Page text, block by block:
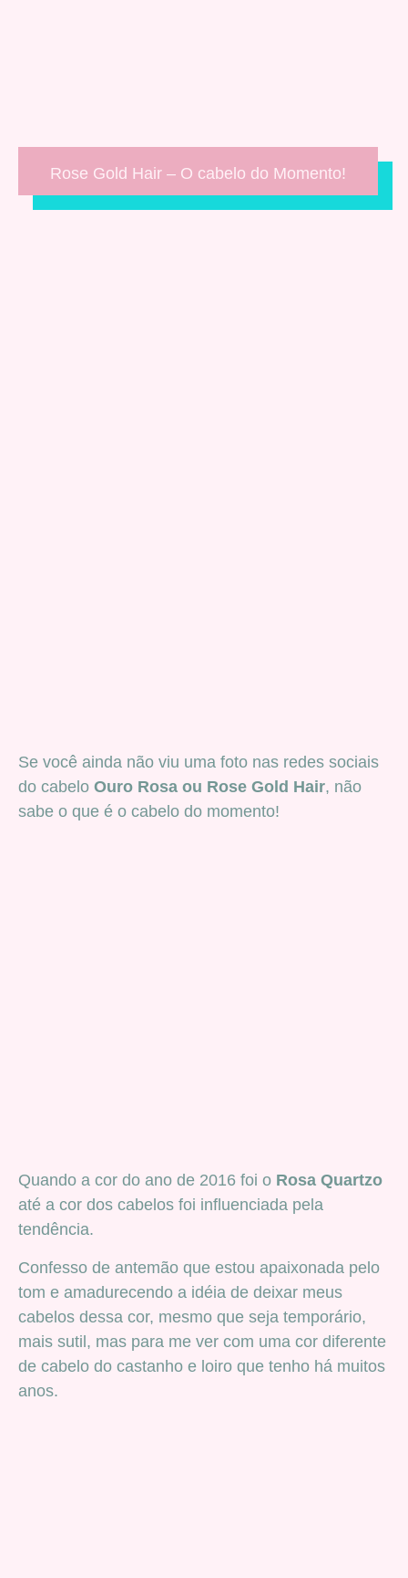
Rose Gold Hair – O cabelo do Momento!
Se você ainda não viu uma foto nas redes sociais
do cabelo Ouro Rosa ou Rose Gold Hair, não
sabe o que é o cabelo do momento!
Quando a cor do ano de 2016 foi o Rosa Quartzo
até a cor dos cabelos foi influenciada pela
tendência.
Confesso de antemão que estou apaixonada pelo
tom e amadurecendo a idéia de deixar meus
cabelos dessa cor, mesmo que seja temporário,
mais sutil, mas para me ver com uma cor diferente
de cabelo do castanho e loiro que tenho há muitos
anos.